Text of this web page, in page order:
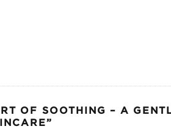
OF SOOTHING – A